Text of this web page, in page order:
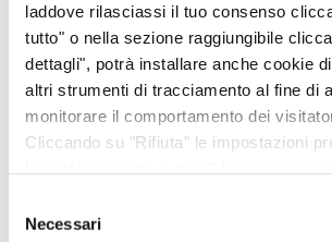
laddove rilasciassi il tuo consenso
tutto" o nella sezione raggiungibile
dettagli", potrà installare anche cookie
altri strumenti di tracciamento al fine di
monitorare il comportamento dei
Cliccando su "Rifiuta" le impostazioni
quello tecnico. Per maggiori
delNecessari
Fiori
Idee per la casa
Idee regalo
Libri e gadget
Regali PASQUA